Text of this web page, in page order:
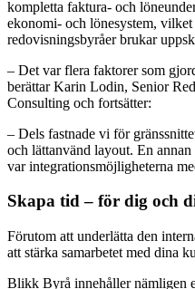
kompletta faktura- och
ekonomi- och lönesystem, vilket
redovisningsbyråer brukar
– Det var flera faktorer som
berättar Karin Lodin, Senior
Consulting och fortsätter:
– Dels fastnade vi för
och lättanvänd layout. En
var integrationsmöjligheterna
Skapa tid – för dig och
Förutom att underlätta den
att stärka samarbetet med dina
Blikk Byrå innehåller nämligen